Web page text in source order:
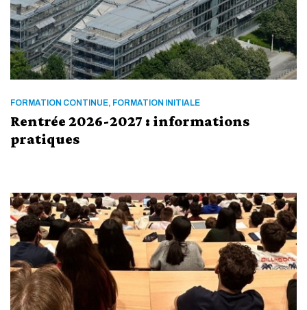
FORMATION CONTINUE, FORMATION INITIALE
Rentrée 2026-2027 : informations
pratiques